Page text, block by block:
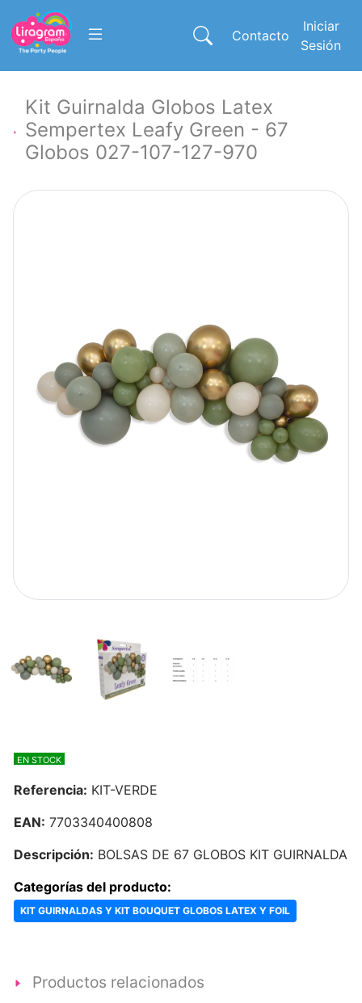
Contacto
Iniciar
Sesión
Kit Guirnalda Globos Latex
Sempertex Leafy Green - 67
Globos 027-107-127-970
EN STOCK
Referencia: KIT-VERDE
EAN: 7703340400808
Descripción: BOLSAS DE 67 GLOBOS KIT GUIRNALDA
Categorías del producto:
KIT GUIRNALDAS Y KIT BOUQUET GLOBOS LATEX Y FOIL
Productos relacionados